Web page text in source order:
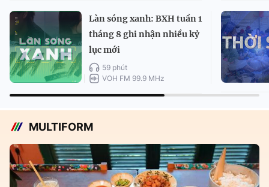
Làn sóng xanh: BXH tuần 1
tháng 8 ghi nhận nhiều kỷ
lục mới
59 phút
VOH FM 99.9 MHz
MULTIFORM